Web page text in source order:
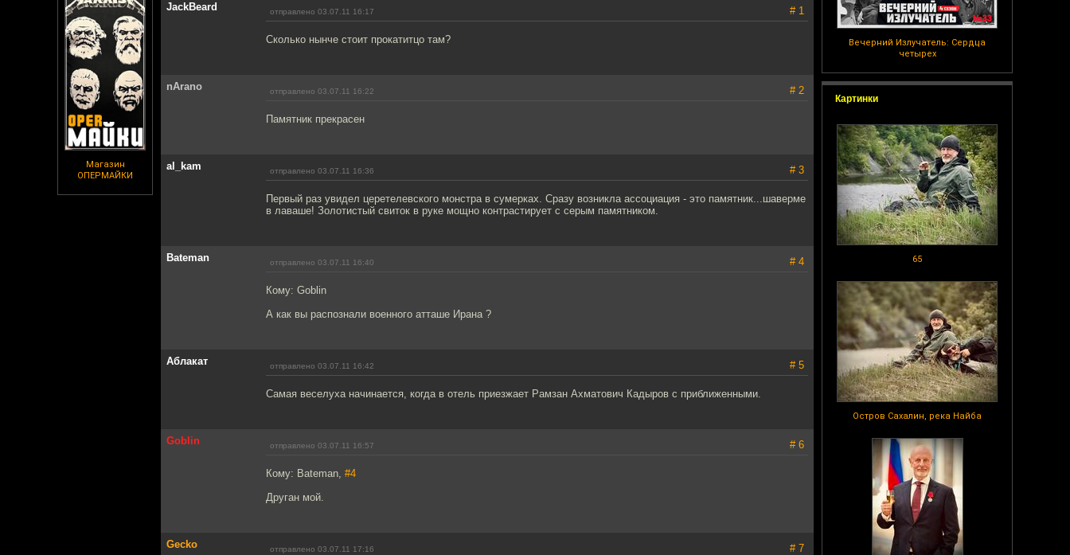
Магазин
ОПЕРМАЙКИ
Вечерний Излучатель: Сердца
четырех
Картинки
65
Остров Сахалин, река Найба
JackBeard отправлено 03.07.11 16:17 # 1
Сколько нынче стоит прокатитцо там?
nArano отправлено 03.07.11 16:22 # 2
Памятник прекрасен
al_kam отправлено 03.07.11 16:36 # 3
Первый раз увидел церетелевского монстра в сумерках. Сразу возникла ассоциация - это памятник...шаверме
в лаваше! Золотистый свиток в руке мощно контрастирует с серым памятником.
Bateman отправлено 03.07.11 16:40 # 4
Кому: Goblin
А как вы распознали военного атташе Ирана ?
Аблакат отправлено 03.07.11 16:42 # 5
Самая веселуха начинается, когда в отель приезжает Рамзан Ахматович Кадыров с приближенными.
Goblin отправлено 03.07.11 16:57 # 6
Кому: Bateman, #4
Друган мой.
Gecko отправлено 03.07.11 17:16 # 7